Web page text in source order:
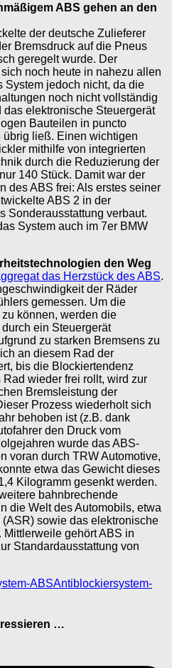
ABS gehen an den
der deutsche Zulieferer
Bremsdruck auf die Pneus
geregelt wurde. Der
noch heute in nahezu allen
System jedoch nicht, da die
noch nicht vollständig
elektronische Steuergerät
Bauteilen in puncto
ließ. Einen wichtigen
mithilfe von integrierten
durch die Reduzierung der
140 Stück. Damit war der
des ABS frei: Als erstes seiner
ABS 2 in der
Sonderausstattung verbaut.
System auch im 7er BMW
den Weg
das Herzstück des ABS.
der Räder
gemessen. Um die
können, werden die
ein Steuergerät
zu starken Bremsens zu
an diesem Rad der
bis die Blockiertendenz
wieder frei rollt, wird zur
Bremsleistung der
Prozess wiederholt sich
behoben ist (z.B. dank
den Druck vom
wurde das ABS-
voran durch TRW Automotive,
etwa das Gewicht dieses
Kilogramm gesenkt werden.
bahnbrechende
die Welt des Automobils, etwa
sowie das elektronische
gehört ABS in
Standardausstattung von
ABSAntiblockiersystem-
…